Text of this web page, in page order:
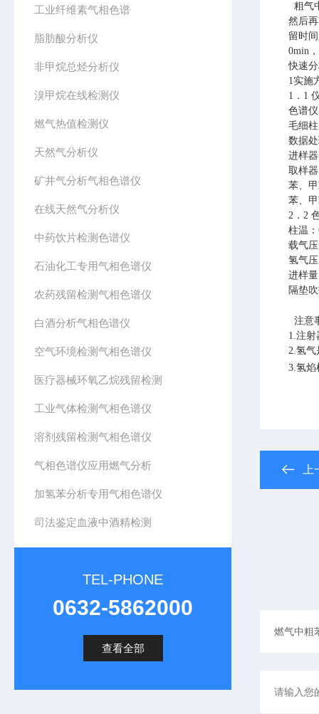
工业纤维素气相色谱
脂肪酸分析仪
非甲烷总烃分析仪
溴甲烷在线检测仪
燃气热值检测仪
天然气分析仪
矿井气分析气相色谱仪
在线天然气分析仪
中药饮片检测色谱仪
石油化工专用气相色谱仪
农药残留检测气相色谱仪
白酒分析气相色谱仪
空气环境检测气相色谱仪
医疗器械环氧乙烷残留检测
工业气体检测气相色谱仪
溶剂残留检测气相色谱仪
气相色谱仪应用燃气分析
加氢苯分析专用气相色谱仪
司法鉴定血液中酒精检测
TEL-PHONE
0632-5862000
查看全部
粗气
然后
留时
0min
快速
1实施
1．1
色谱
毛细
数据
进样
取样
苯、
苯、
2．2
柱温
载气
氢气
进样
隔垫
注意
1.注射
2.氢气
3.氢焰